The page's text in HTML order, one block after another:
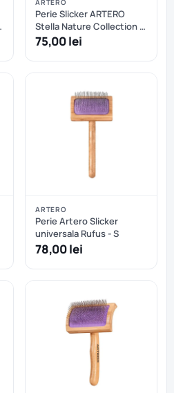
ARTERO
Perie Slicker ARTERO
Stella Nature Collection -
L
75,00 lei
ARTERO
Perie Artero Slicker
universala Rufus - S
78,00 lei